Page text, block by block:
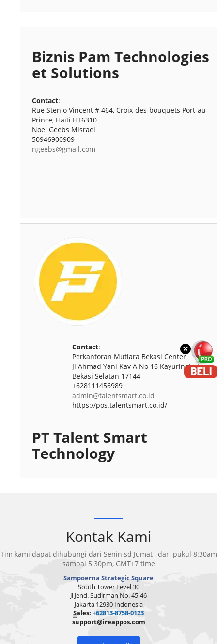
×
Biznis Pam Technologies
et Solutions
Contact:
Rue Stenio Vincent # 464, Croix-des-bouquets Port-au-
Prince, Haiti HT6310
Noel Geebs Misrael
50946900909
ngeebs@gmail.com
Contact:
Perkantoran Mutiara Bekasi Center
Jl Ahmad Yani Kav A No 16 Kayuringin Jaya
Bekasi Selatan 17144
+628111456989
admin@talentsmart.co.id
https://pos.talentsmart.co.id/
PT Talent Smart
Technology
Kontak Kami
Tim kami dapat dihubungi dari Senin sd Jumat , dari pukul 8:30am
sampai 5:30pm, GMT+7 time
Sampoerna Strategic Square
South Tower Level 30
Jl Jend. Sudirman No. 45-46
Jakarta 12930 Indonesia
Sales: +62813-8758-0123
support@ireappos.com